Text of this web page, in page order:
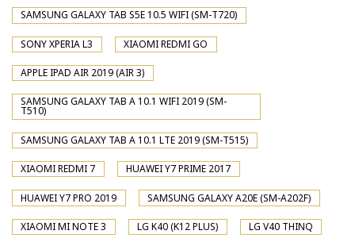
SAMSUNG GALAXY TAB S5E 10.5 WIFI (SM-T720)
SONY XPERIA L3 XIAOMI REDMI GO
APPLE IPAD AIR 2019 (AIR 3)
SAMSUNG GALAXY TAB A 10.1 WIFI 2019 (SM-
T510)
SAMSUNG GALAXY TAB A 10.1 LTE 2019 (SM-T515)
XIAOMI REDMI 7 HUAWEI Y7 PRIME 2017
HUAWEI Y7 PRO 2019 SAMSUNG GALAXY A20E (SM-A202F)
XIAOMI MI NOTE 3 LG K40 (K12 PLUS) LG V40 THINQ